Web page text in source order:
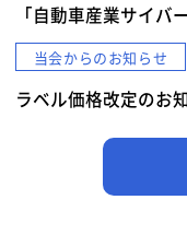
「自動車産業サイバ
当会からのお知らせ
ラベル価格改定のお